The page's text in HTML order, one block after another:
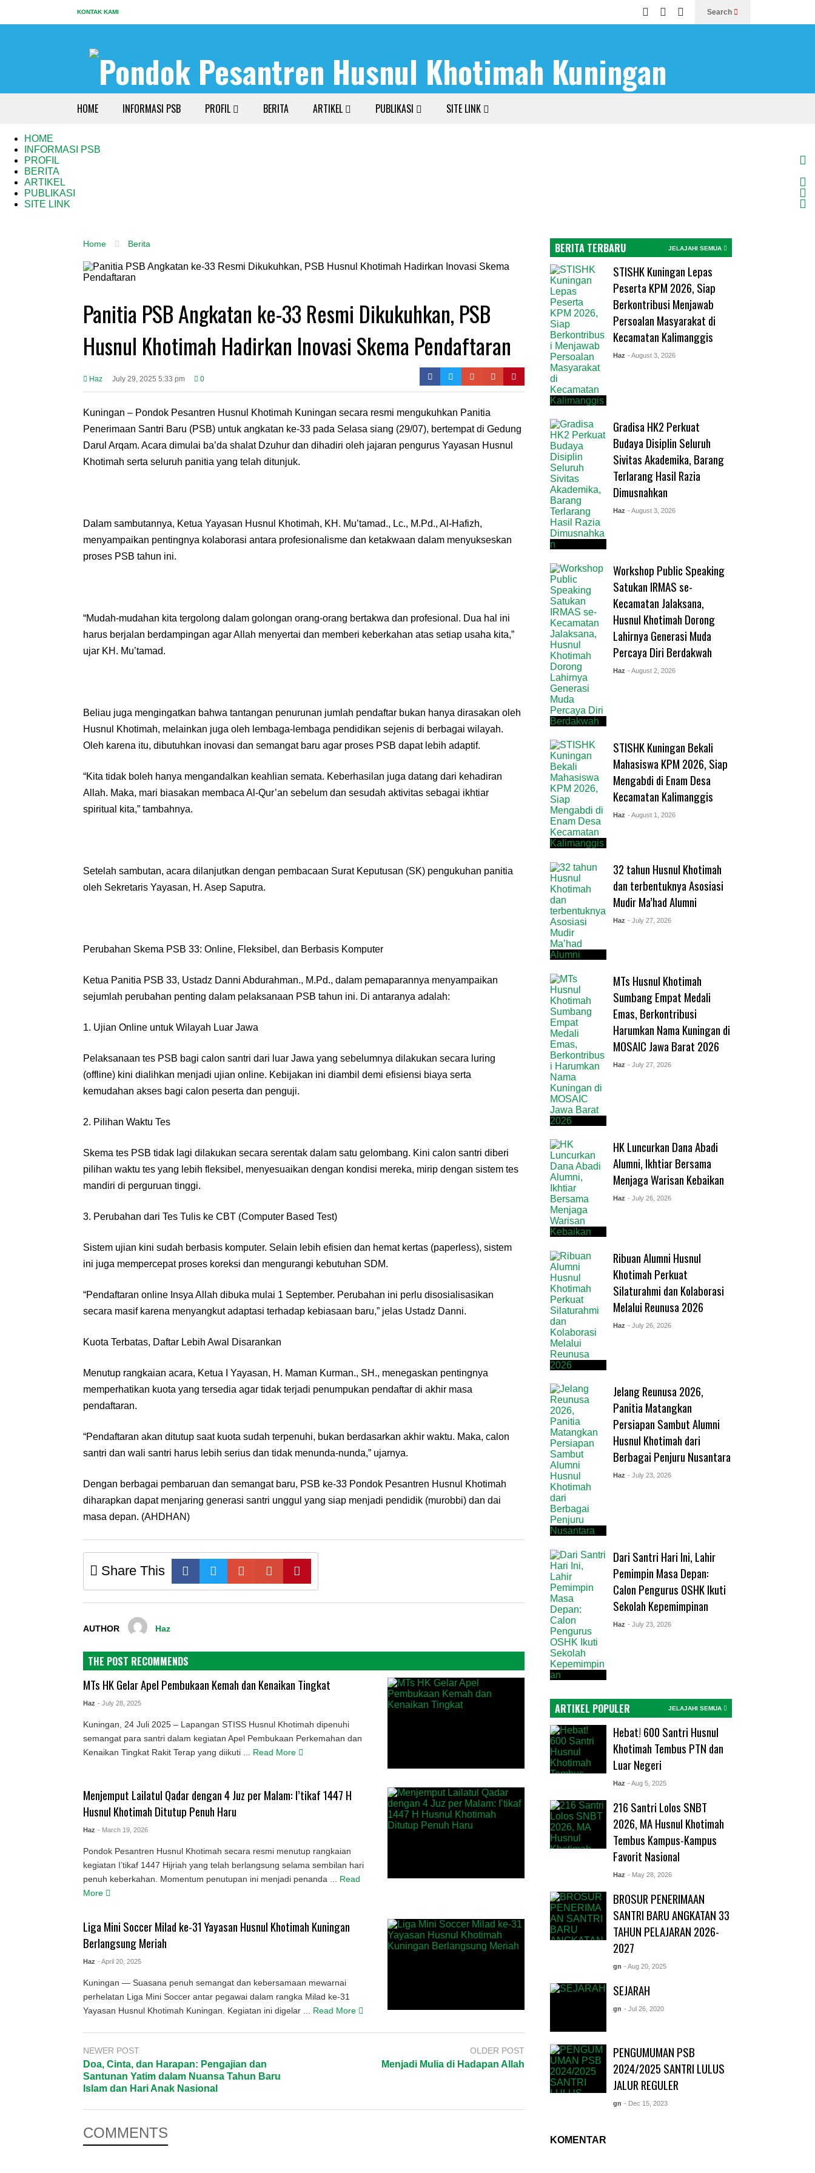
KONTAK KAMI Search
HOME INFORMASI PSB PROFIL BERITA ARTIKEL PUBLIKASI SITE LINK
HOME
INFORMASI PSB
PROFIL
BERITA
ARTIKEL
PUBLIKASI
SITE LINK
Home Berita
Panitia PSB Angkatan ke-33 Resmi Dikukuhkan, PSB
Husnul Khotimah Hadirkan Inovasi Skema Pendaftaran
Haz July 29, 2025 5:33 pm 0
Kuningan – Pondok Pesantren Husnul Khotimah Kuningan secara resmi mengukuhkan Panitia
Penerimaan Santri Baru (PSB) untuk angkatan ke-33 pada Selasa siang (29/07), bertempat di Gedung
Darul Arqam. Acara dimulai ba’da shalat Dzuhur dan dihadiri oleh jajaran pengurus Yayasan Husnul
Khotimah serta seluruh panitia yang telah ditunjuk.
Dalam sambutannya, Ketua Yayasan Husnul Khotimah, KH. Mu’tamad., Lc., M.Pd., Al-Hafizh,
menyampaikan pentingnya kolaborasi antara profesionalisme dan ketakwaan dalam menyukseskan
proses PSB tahun ini.
“Mudah-mudahan kita tergolong dalam golongan orang-orang bertakwa dan profesional. Dua hal ini
harus berjalan berdampingan agar Allah menyertai dan memberi keberkahan atas setiap usaha kita,”
ujar KH. Mu’tamad.
Beliau juga mengingatkan bahwa tantangan penurunan jumlah pendaftar bukan hanya dirasakan oleh
Husnul Khotimah, melainkan juga oleh lembaga-lembaga pendidikan sejenis di berbagai wilayah.
Oleh karena itu, dibutuhkan inovasi dan semangat baru agar proses PSB dapat lebih adaptif.
“Kita tidak boleh hanya mengandalkan keahlian semata. Keberhasilan juga datang dari kehadiran
Allah. Maka, mari biasakan membaca Al-Qur’an sebelum dan sesudah aktivitas sebagai ikhtiar
spiritual kita,” tambahnya.
Setelah sambutan, acara dilanjutkan dengan pembacaan Surat Keputusan (SK) pengukuhan panitia
oleh Sekretaris Yayasan, H. Asep Saputra.
Perubahan Skema PSB 33: Online, Fleksibel, dan Berbasis Komputer
Ketua Panitia PSB 33, Ustadz Danni Abdurahman., M.Pd., dalam pemaparannya menyampaikan
sejumlah perubahan penting dalam pelaksanaan PSB tahun ini. Di antaranya adalah:
1. Ujian Online untuk Wilayah Luar Jawa
Pelaksanaan tes PSB bagi calon santri dari luar Jawa yang sebelumnya dilakukan secara luring
(offline) kini dialihkan menjadi ujian online. Kebijakan ini diambil demi efisiensi biaya serta
kemudahan akses bagi calon peserta dan penguji.
2. Pilihan Waktu Tes
Skema tes PSB tidak lagi dilakukan secara serentak dalam satu gelombang. Kini calon santri diberi
pilihan waktu tes yang lebih fleksibel, menyesuaikan dengan kondisi mereka, mirip dengan sistem tes
mandiri di perguruan tinggi.
3. Perubahan dari Tes Tulis ke CBT (Computer Based Test)
Sistem ujian kini sudah berbasis komputer. Selain lebih efisien dan hemat kertas (paperless), sistem
ini juga mempercepat proses koreksi dan mengurangi kebutuhan SDM.
“Pendaftaran online Insya Allah dibuka mulai 1 September. Perubahan ini perlu disosialisasikan
secara masif karena menyangkut adaptasi terhadap kebiasaan baru,” jelas Ustadz Danni.
Kuota Terbatas, Daftar Lebih Awal Disarankan
Menutup rangkaian acara, Ketua I Yayasan, H. Maman Kurman., SH., menegaskan pentingnya
memperhatikan kuota yang tersedia agar tidak terjadi penumpukan pendaftar di akhir masa
pendaftaran.
“Pendaftaran akan ditutup saat kuota sudah terpenuhi, bukan berdasarkan akhir waktu. Maka, calon
santri dan wali santri harus lebih serius dan tidak menunda-nunda,” ujarnya.
Dengan berbagai pembaruan dan semangat baru, PSB ke-33 Pondok Pesantren Husnul Khotimah
diharapkan dapat menjaring generasi santri unggul yang siap menjadi pendidik (murobbi) dan dai
masa depan. (AHDHAN)
Share This
AUTHOR Haz
THE POST RECOMMENDS
MTs HK Gelar Apel Pembukaan Kemah dan Kenaikan Tingkat
Haz - July 28, 2025
Kuningan, 24 Juli 2025 – Lapangan STISS Husnul Khotimah dipenuhi
semangat para santri dalam kegiatan Apel Pembukaan Perkemahan dan
Kenaikan Tingkat Rakit Terap yang diikuti ...
Read More
Menjemput Lailatul Qadar dengan 4 Juz per Malam: I’tikaf 1447 H
Husnul Khotimah Ditutup Penuh Haru
Haz - March 19, 2026
Pondok Pesantren Husnul Khotimah secara resmi menutup rangkaian
kegiatan I’tikaf 1447 Hijriah yang telah berlangsung selama sembilan hari
penuh keberkahan. Momentum penutupan ini menjadi penanda ...
Read
More
Liga Mini Soccer Milad ke-31 Yayasan Husnul Khotimah Kuningan
Berlangsung Meriah
Haz - April 20, 2025
Kuningan — Suasana penuh semangat dan kebersamaan mewarnai
perhelatan Liga Mini Soccer antar pegawai dalam rangka Milad ke-31
Yayasan Husnul Khotimah Kuningan. Kegiatan ini digelar ...
Read More
NEWER POST
Doa, Cinta, dan Harapan: Pengajian dan
Santunan Yatim dalam Nuansa Tahun Baru
Islam dan Hari Anak Nasional
OLDER POST
Menjadi Mulia di Hadapan Allah
COMMENTS
BERITA TERBARU JELAJAHI SEMUA
STISHK Kuningan Lepas
Peserta KPM 2026, Siap
Berkontribusi Menjawab
Persoalan Masyarakat di
Kecamatan Kalimanggis
Haz - August 3, 2026
Gradisa HK2 Perkuat
Budaya Disiplin Seluruh
Sivitas Akademika, Barang
Terlarang Hasil Razia
Dimusnahkan
Haz - August 3, 2026
Workshop Public Speaking
Satukan IRMAS se-
Kecamatan Jalaksana,
Husnul Khotimah Dorong
Lahirnya Generasi Muda
Percaya Diri Berdakwah
Haz - August 2, 2026
STISHK Kuningan Bekali
Mahasiswa KPM 2026, Siap
Mengabdi di Enam Desa
Kecamatan Kalimanggis
Haz - August 1, 2026
32 tahun Husnul Khotimah
dan terbentuknya Asosiasi
Mudir Ma’had Alumni
Haz - July 27, 2026
MTs Husnul Khotimah
Sumbang Empat Medali
Emas, Berkontribusi
Harumkan Nama Kuningan di
MOSAIC Jawa Barat 2026
Haz - July 27, 2026
HK Luncurkan Dana Abadi
Alumni, Ikhtiar Bersama
Menjaga Warisan Kebaikan
Haz - July 26, 2026
Ribuan Alumni Husnul
Khotimah Perkuat
Silaturahmi dan Kolaborasi
Melalui Reunusa 2026
Haz - July 26, 2026
Jelang Reunusa 2026,
Panitia Matangkan
Persiapan Sambut Alumni
Husnul Khotimah dari
Berbagai Penjuru Nusantara
Haz - July 23, 2026
Dari Santri Hari Ini, Lahir
Pemimpin Masa Depan:
Calon Pengurus OSHK Ikuti
Sekolah Kepemimpinan
Haz - July 23, 2026
ARTIKEL POPULER JELAJAHI SEMUA
Hebat! 600 Santri Husnul
Khotimah Tembus PTN dan
Luar Negeri
Haz - Aug 5, 2025
216 Santri Lolos SNBT
2026, MA Husnul Khotimah
Tembus Kampus-Kampus
Favorit Nasional
Haz - May 28, 2026
BROSUR PENERIMAAN
SANTRI BARU ANGKATAN 33
TAHUN PELAJARAN 2026-
2027
gn - Aug 20, 2025
SEJARAH
gn - Jul 26, 2020
PENGUMUMAN PSB
2024/2025 SANTRI LULUS
JALUR REGULER
gn - Dec 15, 2023
KOMENTAR